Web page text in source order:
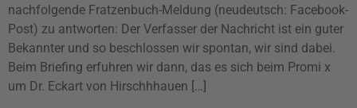
nachfolgende Fratzenbuch-Meldung (neudeutsch: Facebook-
Post) zu antworten: Der Verfasser der Nachricht ist ein guter
Bekannter und so beschlossen wir spontan, wir sind dabei.
Beim Briefing erfuhren wir dann, das es sich beim Promi x
um Dr. Eckart von Hirschhhauen […]